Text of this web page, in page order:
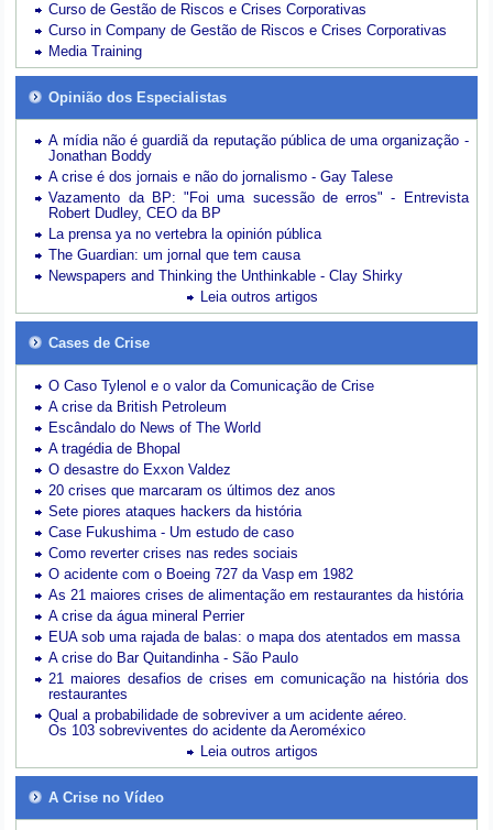
Curso de Gestão de Riscos e Crises Corporativas
Curso in Company de Gestão de Riscos e Crises Corporativas
Media Training
Opinião dos Especialistas
A mídia não é guardiã da reputação pública de uma organização -
Jonathan Boddy
A crise é dos jornais e não do jornalismo - Gay Talese
Vazamento da BP: "Foi uma sucessão de erros" - Entrevista
Robert Dudley, CEO da BP
La prensa ya no vertebra la opinión pública
The Guardian: um jornal que tem causa
Newspapers and Thinking the Unthinkable - Clay Shirky
Leia outros artigos
Cases de Crise
O Caso Tylenol e o valor da Comunicação de Crise
A crise da British Petroleum
Escândalo do News of The World
A tragédia de Bhopal
O desastre do Exxon Valdez
20 crises que marcaram os últimos dez anos
Sete piores ataques hackers da história
Case Fukushima - Um estudo de caso
Como reverter crises nas redes sociais
O acidente com o Boeing 727 da Vasp em 1982
As 21 maiores crises de alimentação em restaurantes da história
A crise da água mineral Perrier
EUA sob uma rajada de balas: o mapa dos atentados em massa
A crise do Bar Quitandinha - São Paulo
21 maiores desafios de crises em comunicação na história dos
restaurantes
Qual a probabilidade de sobreviver a um acidente aéreo.
Os 103 sobreviventes do acidente da Aeroméxico
Leia outros artigos
A Crise no Vídeo